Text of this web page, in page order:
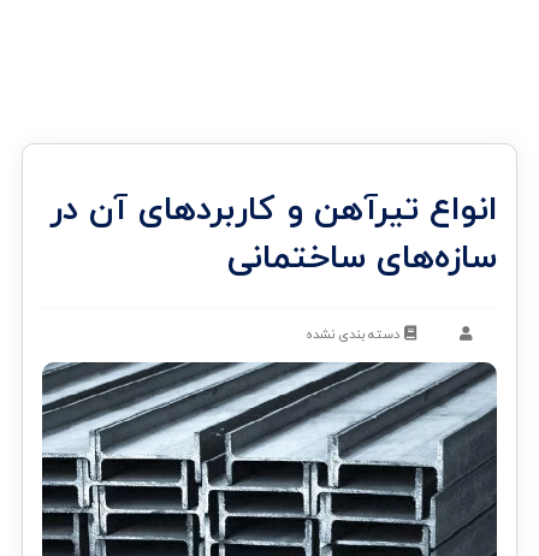
انواع تیرآهن و کاربردهای آن در
سازه‌های ساختمانی
دسته بندی نشده